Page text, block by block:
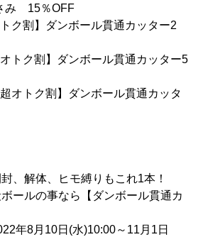
み 15％OFF
ク割】ダンボール貫通カッター2
トク割】ダンボール貫通カッター5
オトク割】ダンボール貫通カッタ
、解体、ヒモ縛りもこれ1本！
ら【ダンボール貫通カ
10日(水)10:00～11月1日